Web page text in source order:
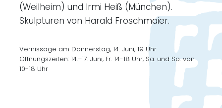
(Weilheim) und Irmi Heiß (München).
Skulpturen von Harald Froschmaier.
Vernissage am Donnerstag, 14. Juni, 19 Uhr
Öffnungszeiten: 14.–17. Juni, Fr. 14-18 Uhr, Sa. und So. von
10-18 Uhr